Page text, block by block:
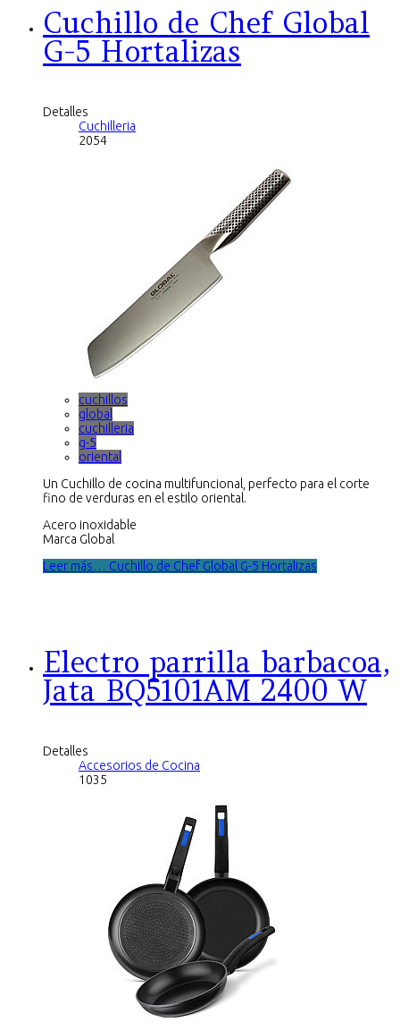
Cuchillo de Chef Global
G-5 Hortalizas
Detalles
Cuchilleria
2054
cuchillos
global
cuchilleria
g-5
oriental
Un Cuchillo de cocina multifuncional, perfecto para el corte
fino de verduras en el estilo oriental.
Acero inoxidable
Marca Global
Leer más… Cuchillo de Chef Global G-5 Hortalizas
Electro parrilla barbacoa,
Jata BQ5101AM 2400 W
Detalles
Accesorios de Cocina
1035